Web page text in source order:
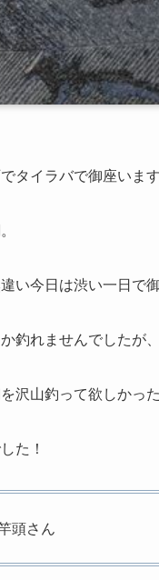
タイラバで御座います
い今日は渋い一日で
釣れませんでしたが
沢山釣って欲しかっ
た！
頭さん